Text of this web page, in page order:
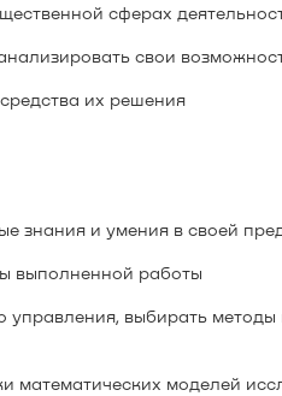
сферах
свои
их решения
знания и умения в своей
выполненной работы
выбирать методы
математических моделей